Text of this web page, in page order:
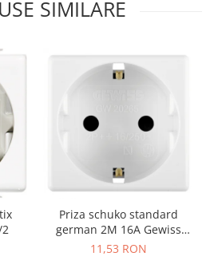
SIMILARE
Priza schuko standard
german 2M 16A Gewiss
System alb GW20265
11,53 RON